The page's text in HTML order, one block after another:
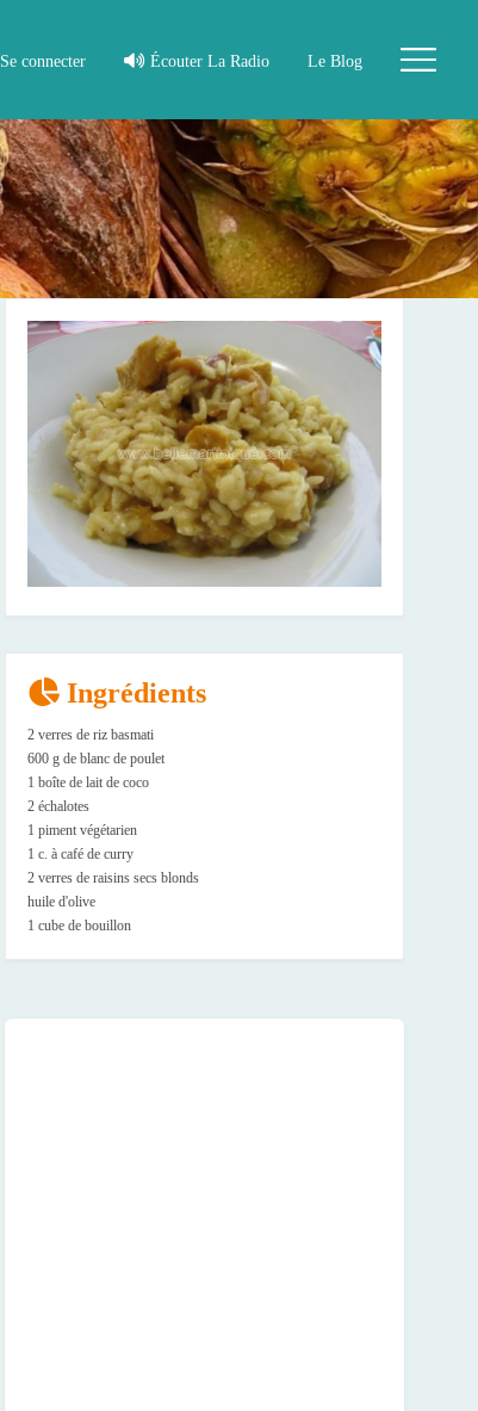
Se connecter Écouter La Radio Le Blog
Ingrédients
2 verres de riz basmati
600 g de blanc de poulet
1 boîte de lait de coco
2 échalotes
1 piment végétarien
1 c. à café de curry
2 verres de raisins secs blonds
huile d'olive
1 cube de bouillon